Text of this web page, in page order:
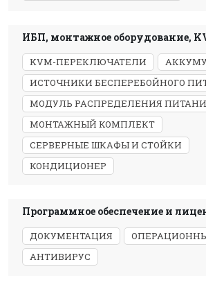
ИБП, монтажное оборудование,
KVM-ПЕРЕКЛЮЧАТЕЛИ
ИСТОЧНИКИ БЕСПЕРЕБОЙНОГО
МОДУЛЬ РАСПРЕДЕЛЕНИЯ
МОНТАЖНЫЙ КОМПЛЕКТ
СЕРВЕРНЫЕ ШКАФЫ И СТОЙКИ
КОНДИЦИОНЕР
Программное обеспечение и
ДОКУМЕНТАЦИЯ
АНТИВИРУС